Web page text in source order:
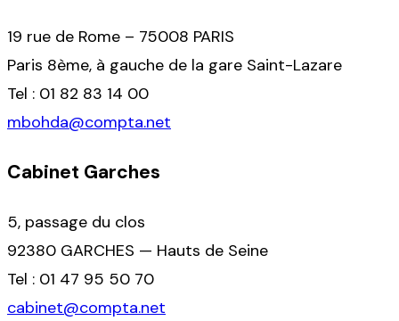
19 rue de Rome – 75008 PARIS
Paris 8ème, à gauche de la gare Saint-Lazare
Tel : 01 82 83 14 00
mbohda@compta.net
Cabinet Garches
5, passage du clos
92380 GARCHES — Hauts de Seine
Tel : 01 47 95 50 70
cabinet@compta.net